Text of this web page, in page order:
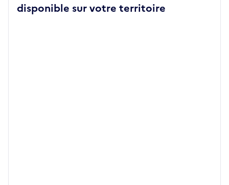
disponible sur votre territoire